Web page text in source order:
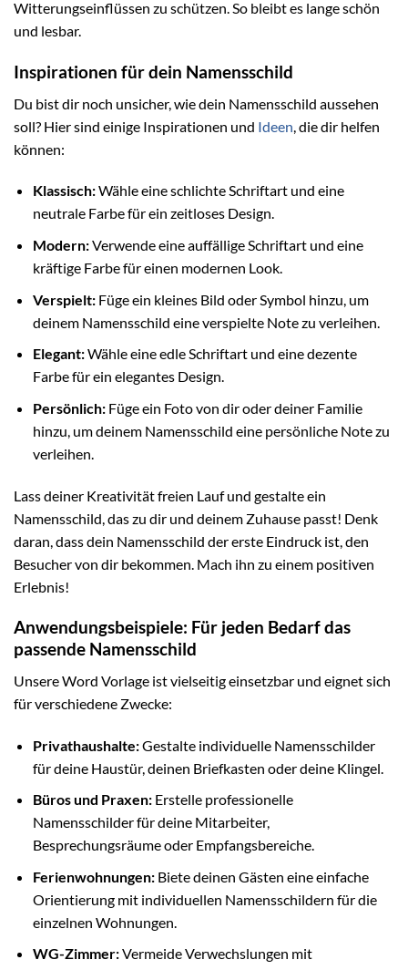
Witterungseinflüssen zu schützen. So bleibt es lange schön
und lesbar.
Inspirationen für dein Namensschild
Du bist dir noch unsicher, wie dein Namensschild aussehen
soll? Hier sind einige Inspirationen und Ideen , die dir helfen
können:
Klassisch:Wähle eine schlichte Schriftart und eine
neutrale Farbe für ein zeitloses Design.
Modern:Verwende eine auffällige Schriftart und eine
kräftige Farbe für einen modernen Look.
Verspielt:Füge ein kleines Bild oder Symbol hinzu, um
deinem Namensschild eine verspielte Note zu verleihen.
Elegant:Wähle eine edle Schriftart und eine dezente
Farbe für ein elegantes Design.
Persönlich:Füge ein Foto von dir oder deiner Familie
hinzu, um deinem Namensschild eine persönliche Note zu
verleihen.
Lass deiner Kreativität freien Lauf und gestalte ein
Namensschild, das zu dir und deinem Zuhause passt! Denk
daran, dass dein Namensschild der erste Eindruck ist, den
Besucher von dir bekommen. Mach ihn zu einem positiven
Erlebnis!
Anwendungsbeispiele: Für jeden Bedarf das
passende Namensschild
Unsere Word Vorlage ist vielseitig einsetzbar und eignet sich
für verschiedene Zwecke:
Privathaushalte:Gestalte individuelle Namensschilder
für deine Haustür, deinen Briefkasten oder deine Klingel.
Büros und Praxen:Erstelle professionelle
Namensschilder für deine Mitarbeiter,
Besprechungsräume oder Empfangsbereiche.
Ferienwohnungen:Biete deinen Gästen eine einfache
Orientierung mit individuellen Namensschildern für die
einzelnen Wohnungen.
WG-Zimmer:Vermeide Verwechslungen mit